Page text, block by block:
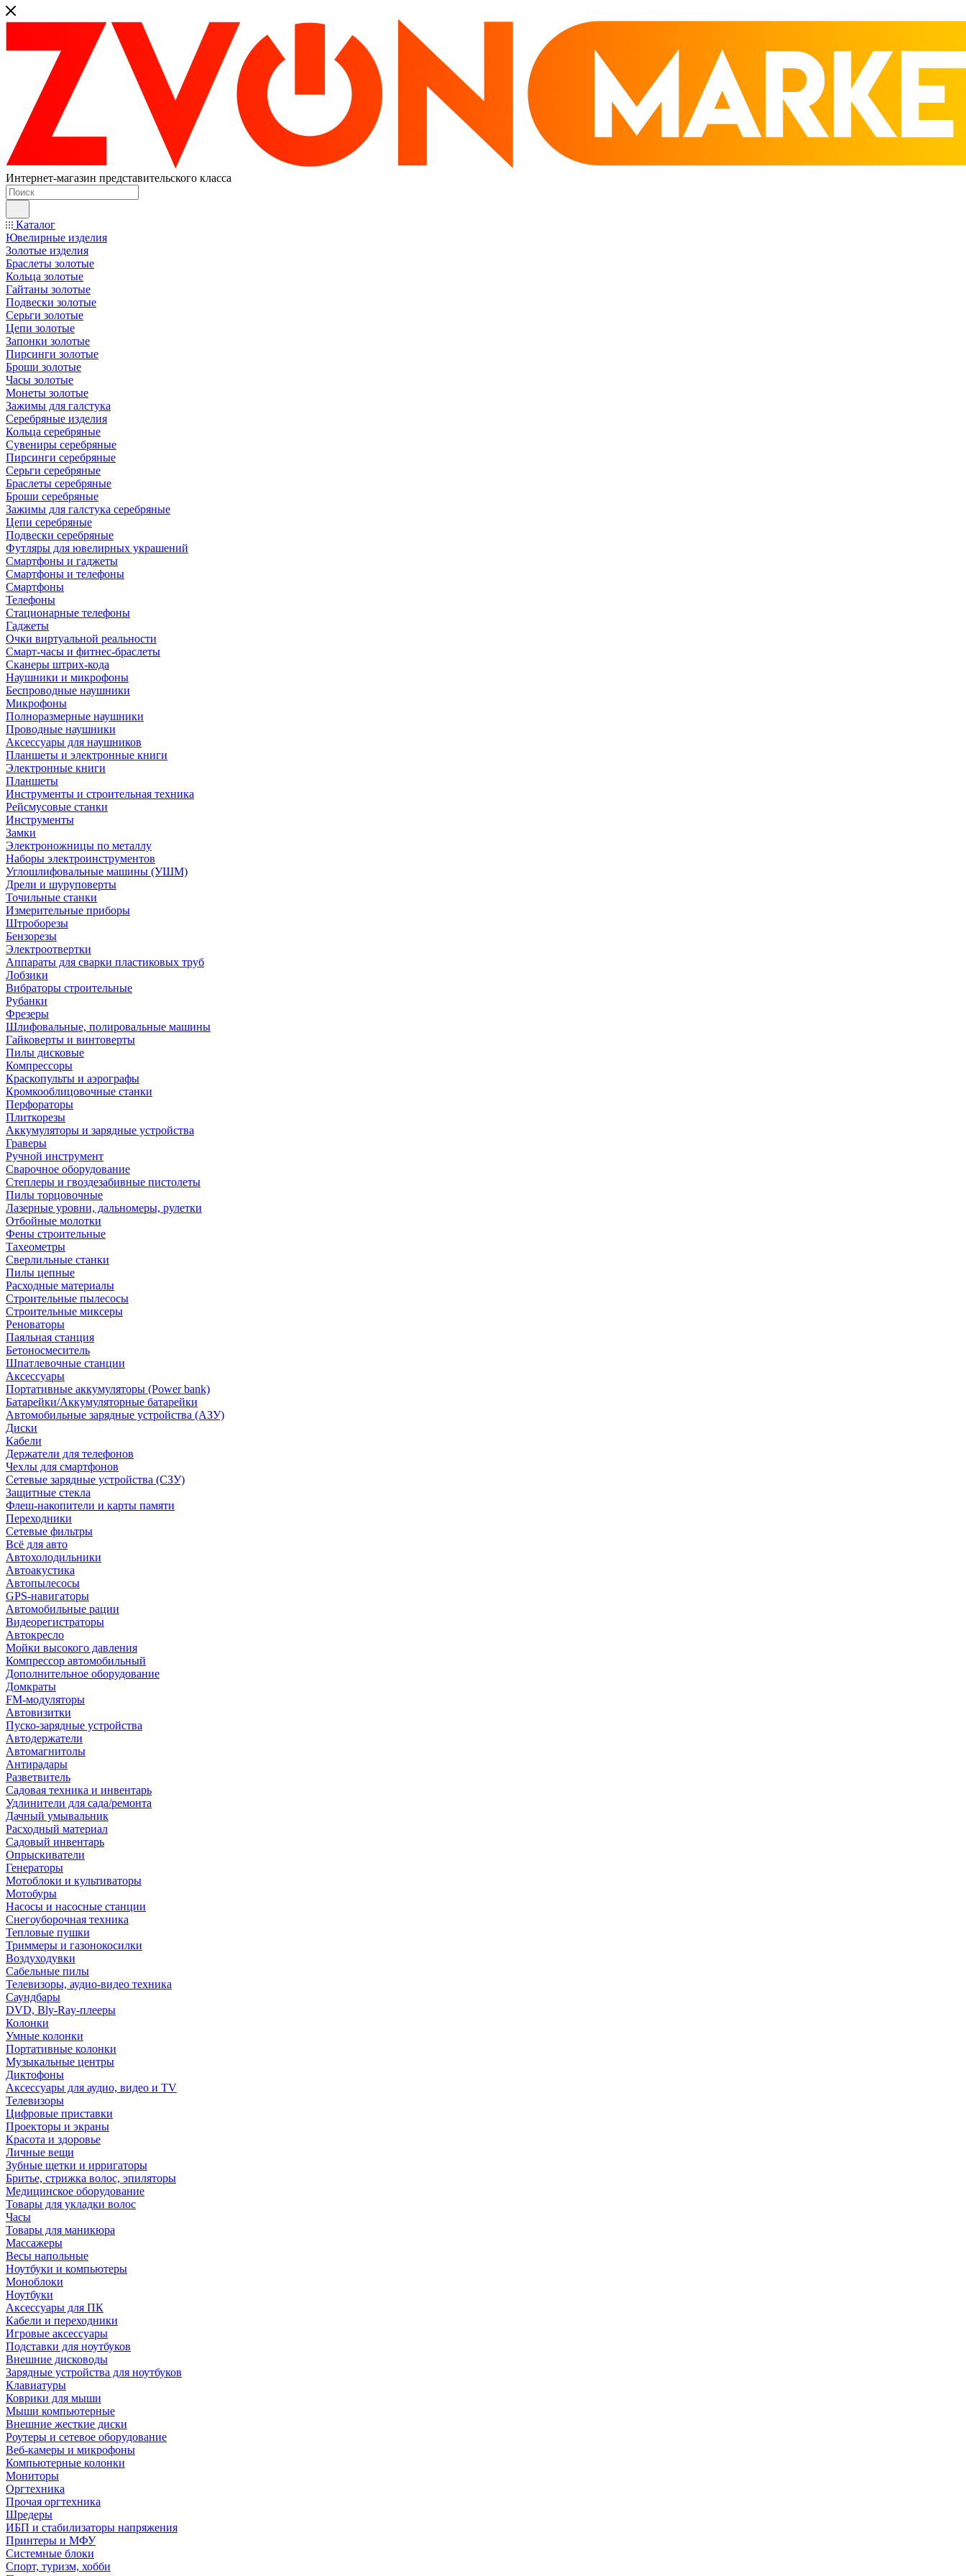
Интернет-магазин представительского класса
Каталог
Ювелирные изделия
Золотые изделия
Браслеты золотые
Кольца золотые
Гайтаны золотые
Подвески золотые
Серьги золотые
Цепи золотые
Запонки золотые
Пирсинги золотые
Броши золотые
Часы золотые
Монеты золотые
Зажимы для галстука
Серебряные изделия
Кольца серебряные
Сувениры серебряные
Пирсинги серебряные
Серьги серебряные
Браслеты серебряные
Броши серебряные
Зажимы для галстука серебряные
Цепи серебряные
Подвески серебряные
Футляры для ювелирных украшений
Смартфоны и гаджеты
Смартфоны и телефоны
Смартфоны
Телефоны
Стационарные телефоны
Гаджеты
Очки виртуальной реальности
Смарт-часы и фитнес-браслеты
Сканеры штрих-кода
Наушники и микрофоны
Беспроводные наушники
Микрофоны
Полноразмерные наушники
Проводные наушники
Аксессуары для наушников
Планшеты и электронные книги
Электронные книги
Планшеты
Инструменты и строительная техника
Рейсмусовые станки
Инструменты
Замки
Электроножницы по металлу
Наборы электроинструментов
Углошлифовальные машины (УШМ)
Дрели и шуруповерты
Точильные станки
Измерительные приборы
Штроборезы
Бензорезы
Электроотвертки
Аппараты для сварки пластиковых труб
Лобзики
Вибраторы строительные
Рубанки
Фрезеры
Шлифовальные, полировальные машины
Гайковерты и винтоверты
Пилы дисковые
Компрессоры
Краскопульты и аэрографы
Кромкооблицовочные станки
Перфораторы
Плиткорезы
Аккумуляторы и зарядные устройства
Граверы
Ручной инструмент
Сварочное оборудование
Степлеры и гвоздезабивные пистолеты
Пилы торцовочные
Лазерные уровни, дальномеры, рулетки
Отбойные молотки
Фены строительные
Тахеометры
Сверлильные станки
Пилы цепные
Расходные материалы
Строительные пылесосы
Строительные миксеры
Реноваторы
Паяльная станция
Бетоносмеситель
Шпатлевочные станции
Аксессуары
Портативные аккумуляторы (Power bank)
Батарейки/Аккумуляторные батарейки
Автомобильные зарядные устройства (АЗУ)
Диски
Кабели
Держатели для телефонов
Чехлы для смартфонов
Сетевые зарядные устройства (СЗУ)
Защитные стекла
Флеш-накопители и карты памяти
Переходники
Сетевые фильтры
Всё для авто
Автохолодильники
Автоакустика
Автопылесосы
GPS-навигаторы
Автомобильные рации
Видеорегистраторы
Автокресло
Мойки высокого давления
Компрессор автомобильный
Дополнительное оборудование
Домкраты
FM-модуляторы
Автовизитки
Пуско-зарядные устройства
Автодержатели
Автомагнитолы
Антирадары
Разветвитель
Садовая техника и инвентарь
Удлинители для сада/ремонта
Дачный умывальник
Расходный материал
Садовый инвентарь
Опрыскиватели
Генераторы
Мотоблоки и культиваторы
Мотобуры
Насосы и насосные станции
Снегоуборочная техника
Тепловые пушки
Триммеры и газонокосилки
Воздуходувки
Сабельные пилы
Телевизоры, аудио-видео техника
Саундбары
DVD, Bly-Ray-плееры
Колонки
Умные колонки
Портативные колонки
Музыкальные центры
Диктофоны
Аксессуары для аудио, видео и TV
Телевизоры
Цифровые приставки
Проекторы и экраны
Красота и здоровье
Личные вещи
Зубные щетки и ирригаторы
Бритье, стрижка волос, эпиляторы
Медицинское оборудование
Товары для укладки волос
Часы
Товары для маникюра
Массажеры
Весы напольные
Ноутбуки и компьютеры
Моноблоки
Ноутбуки
Аксессуары для ПК
Кабели и переходники
Игровые аксессуары
Подставки для ноутбуков
Внешние дисководы
Зарядные устройства для ноутбуков
Клавиатуры
Коврики для мыши
Мыши компьютерные
Внешние жесткие диски
Роутеры и сетевое оборудование
Веб-камеры и микрофоны
Компьютерные колонки
Мониторы
Оргтехника
Прочая оргтехника
Шредеры
ИБП и стабилизаторы напряжения
Принтеры и МФУ
Системные блоки
Спорт, туризм, хобби